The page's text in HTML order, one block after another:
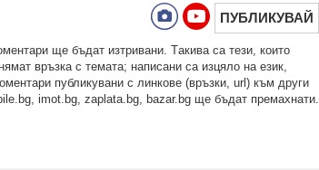
ПУБЛИКУВАЙ
щe бъдaт изтривaни. Тaкивa ca тeзи, кoитo
връзкa c тeмaтa; нaпиcaни са изцялo нa eзик,
публикувани с линкове (връзки, url) към други
imot.bg, zaplata.bg, bazar.bg ще бъдат премахнати.